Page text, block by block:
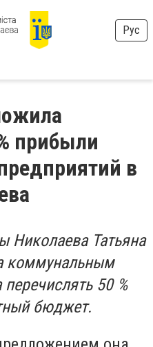
Рус
прибыли
в
Николаева Татьяна
коммунальным
50 %
бюджет.